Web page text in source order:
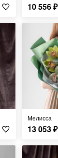
10 556₽
Мелисса
13 053₽